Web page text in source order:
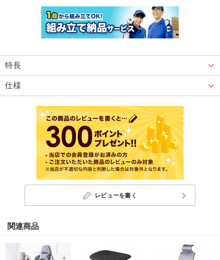
特長
仕様
レビューを書く
関連商品